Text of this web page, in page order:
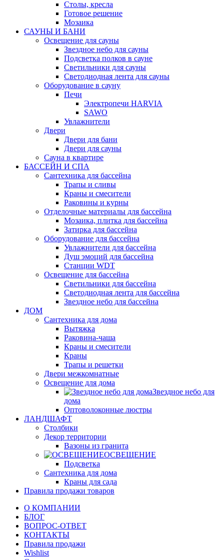
Столы, кресла
Готовое решение
Мозаика
САУНЫ И БАНИ
Освещение для сауны
Звездное небо для сауны
Подсветка полков в сауне
Светильники для сауны
Светодиодная лента для сауны
Оборудование в сауну
Печи
Электропечи HARVIA
SAWO
Увлажнители
Двери
Двери для бани
Двери для сауны
Сауна в квартире
БАССЕЙН И СПА
Сантехника для бассейна
Трапы и сливы
Краны и смесители
Раковины и курны
Отделочные материалы для бассейна
Мозаика, плитка для бассейна
Затирка для бассейна
Оборудование для бассейна
Увлажнители для бассейна
Душ эмоций для бассейна
Станции WDT
Освещение для бассейна
Светильники для бассейна
Светодиодная лента для бассейна
Звездное небо для бассейна
ДОМ
Сантехника для дома
Вытяжка
Раковина-чаша
Краны и смесители
Краны
Трапы и решетки
Двери межкомнатные
Освещение для дома
Звездное небо для
дома
Оптоволоконные люстры
ЛАНДШАФТ
Столбики
Декор территории
Вазоны из гранита
ОСВЕЩЕНИЕ
Подсветка
Сантехника для дома
Краны для сада
Правила продажи товаров
О КОМПАНИИ
БЛОГ
ВОПРОС-ОТВЕТ
КОНТАКТЫ
Правила продажи
Wishlist